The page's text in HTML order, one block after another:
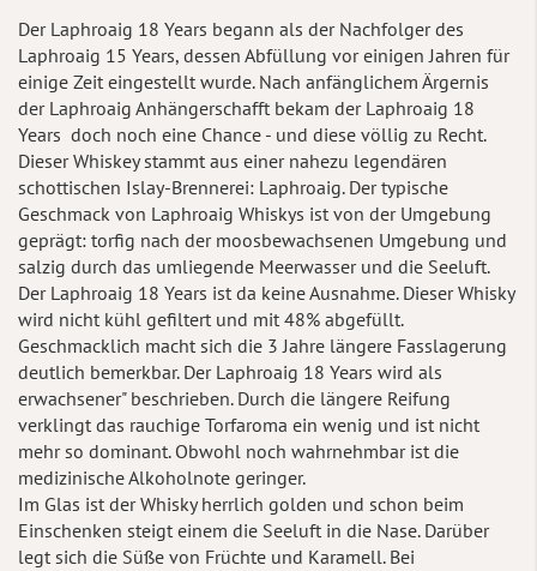
Der Laphroaig 18 Years begann als der Nachfolger des
Laphroaig 15 Years, dessen Abfüllung vor einigen Jahren für
einige Zeit eingestellt wurde. Nach anfänglichem Ärgernis
der Laphroaig Anhängerschafft bekam der Laphroaig 18
Years doch noch eine Chance - und diese völlig zu Recht.
Dieser Whiskey stammt aus einer nahezu legendären
schottischen Islay-Brennerei: Laphroaig. Der typische
Geschmack von Laphroaig Whiskys ist von der Umgebung
geprägt: torfig nach der moosbewachsenen Umgebung und
salzig durch das umliegende Meerwasser und die Seeluft.
Der Laphroaig 18 Years ist da keine Ausnahme. Dieser Whisky
wird nicht kühl gefiltert und mit 48% abgefüllt.
Geschmacklich macht sich die 3 Jahre längere Fasslagerung
deutlich bemerkbar. Der Laphroaig 18 Years wird als
erwachsener" beschrieben. Durch die längere Reifung
verklingt das rauchige Torfaroma ein wenig und ist nicht
mehr so dominant. Obwohl noch wahrnehmbar ist die
medizinische Alkoholnote geringer.
Im Glas ist der Whisky herrlich golden und schon beim
Einschenken steigt einem die Seeluft in die Nase. Darüber
legt sich die Süße von Früchte und Karamell. Bei